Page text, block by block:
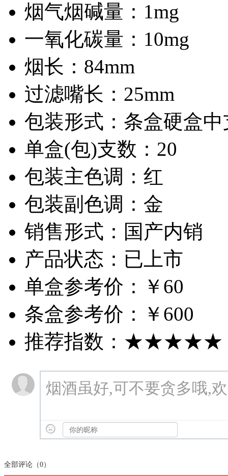
烟气烟碱量： 1mg
一氧化碳量： 10mg
烟长： 84mm
过滤嘴长： 25mm
包装形式： 条盒硬盒中
单盒(包)支数： 20
包装主色调： 红
包装副色调： 金
销售形式： 国产内销
产品状态： 已上市
单盒参考价：
￥60
条盒参考价：
￥600
推荐指数： ★★★★★
烟酒虽好,可不要贪多哦,
全部评论（0）